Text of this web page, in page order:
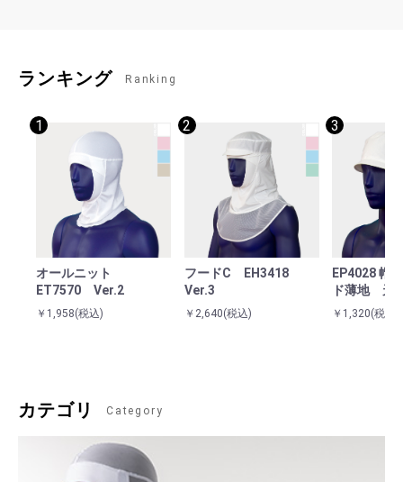
ランキング Ranking
1
オールニット
ET7570 Ver.2
￥1,958(税込)
2
フードC EH3418
Ver.3
￥2,640(税込)
3
EP4028 帽
ド薄地 天
￥1,320(税込)
カテゴリ Category